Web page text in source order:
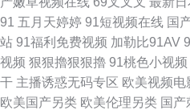
91 五月天婷婷 91短视频在线 国
站 91福利免费视频 加勒比91AV
视频 狠狠擼狠狠擼 91桃色小视频
干 主播诱惑无码专区 欧美视频电
欧美国产另类 欧美伦理另类 国产